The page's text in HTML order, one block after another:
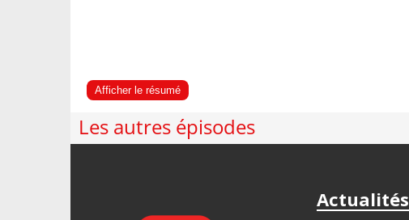
Afficher le résumé
Les autres épisodes
Actualités